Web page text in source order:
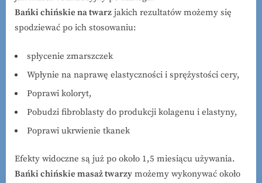
Bańki chińskie na twarz jakich rezultatów możemy się
spodziewać po ich stosowaniu:
spłycenie zmarszczek
Wpłynie na naprawę elastyczności i sprężystości cery,
Poprawi koloryt,
Pobudzi fibroblasty do produkcji kolagenu i elastyny,
Poprawi ukrwienie tkanek
Efekty widoczne są już po około 1,5 miesiącu używania.
Bańki chińskie masaż twarzy możemy wykonywać około